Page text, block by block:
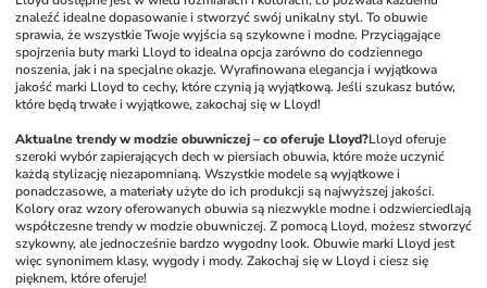
znaleźć idealne dopasowanie i stworzyć swój unikalny styl. To obuwie
sprawia, że wszystkie Twoje wyjścia są szykowne i modne. Przyciągające
spojrzenia buty marki Lloyd to idealna opcja zarówno do codziennego
noszenia, jak i na specjalne okazje. Wyrafinowana elegancja i wyjątkowa
jakość marki Lloyd to cechy, które czynią ją wyjątkową. Jeśli szukasz butów,
które będą trwałe i wyjątkowe, zakochaj się w Lloyd!
Aktualne trendy w modzie obuwniczej – co oferuje Lloyd?Lloyd oferuje
szeroki wybór zapierających dech w piersiach obuwia, które może uczynić
każdą stylizację niezapomnianą. Wszystkie modele są wyjątkowe i
ponadczasowe, a materiały użyte do ich produkcji są najwyższej jakości.
Kolory oraz wzory oferowanych obuwia są niezwykle modne i odzwierciedlają
współczesne trendy w modzie obuwniczej. Z pomocą Lloyd, możesz stworzyć
szykowny, ale jednocześnie bardzo wygodny look. Obuwie marki Lloyd jest
więc synonimem klasy, wygody i mody. Zakochaj się w Lloyd i ciesz się
pięknem, które oferuje!